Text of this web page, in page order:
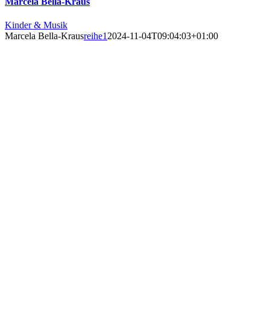
Kinder & Musik
Marcela Bella-Krausreihe1 2024-11-04T09:04:03+01:00